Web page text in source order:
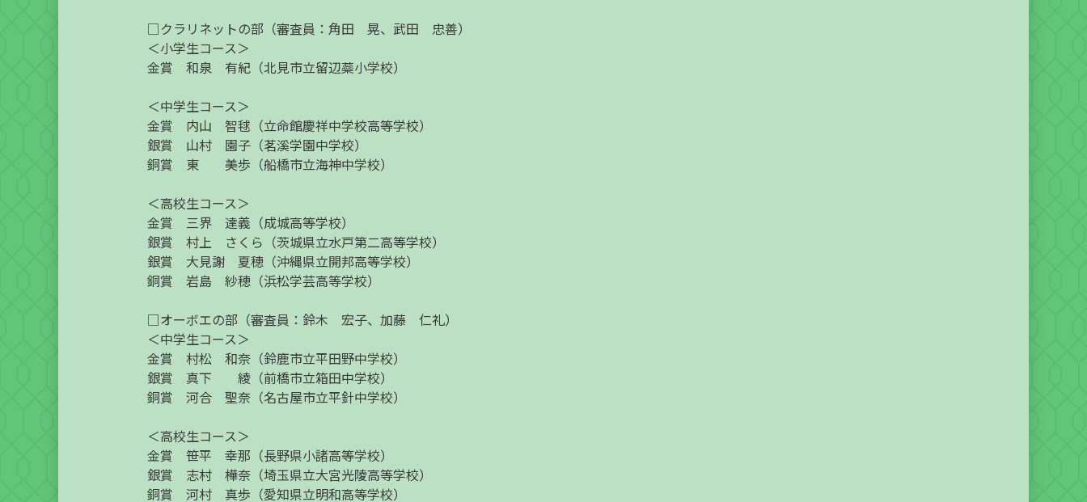
□クラリネットの部（審査員：角田 晃、武田 忠善）
＜小学生コース＞
金賞 和泉 有紀（北見市立留辺蘂小学校）
＜中学生コース＞
金賞 内山 智毬（立命館慶祥中学校高等学校）
銀賞 山村 園子（茗溪学園中学校）
銅賞 東 美歩（船橋市立海神中学校）
＜高校生コース＞
金賞 三界 達義（成城高等学校）
銀賞 村上 さくら（茨城県立水戸第二高等学校）
銀賞 大見謝 夏穂（沖縄県立開邦高等学校）
銅賞 岩島 紗穂（浜松学芸高等学校）
□オーボエの部（審査員：鈴木 宏子、加藤 仁礼）
＜中学生コース＞
金賞 村松 和奈（鈴鹿市立平田野中学校）
銀賞 真下 綾（前橋市立箱田中学校）
銅賞 河合 聖奈（名古屋市立平針中学校）
＜高校生コース＞
金賞 笹平 幸那（長野県小諸高等学校）
銀賞 志村 樺奈（埼玉県立大宮光陵高等学校）
銅賞 河村 真歩（愛知県立明和高等学校）